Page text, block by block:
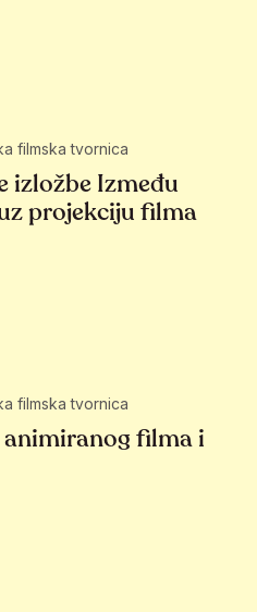
filmska tvornica
izložbe Između
projekciju filma
filmska tvornica
animiranog filma i